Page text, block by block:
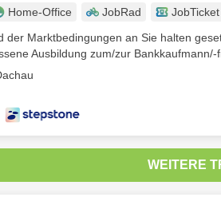
Home-Office JobRad
JobTicket
der Marktbedingungen an Sie halten
Ausbildung zum/zur Bankkaufmann/-
WEITERE